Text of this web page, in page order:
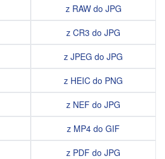
z RAW do JPG
z CR3 do JPG
z JPEG do JPG
z HEIC do PNG
z NEF do JPG
z MP4 do GIF
z PDF do JPG